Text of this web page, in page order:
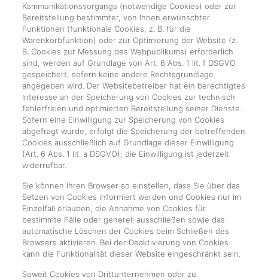
Kommunikationsvorgangs (notwendige Cookies) oder zur
Bereitstellung bestimmter, von Ihnen erwünschter
Funktionen (funktionale Cookies, z. B. für die
Warenkorbfunktion) oder zur Optimierung der Website (z.
B. Cookies zur Messung des Webpublikums) erforderlich
sind, werden auf Grundlage von Art. 6 Abs. 1 lit. f DSGVO
gespeichert, sofern keine andere Rechtsgrundlage
angegeben wird. Der Websitebetreiber hat ein berechtigtes
Interesse an der Speicherung von Cookies zur technisch
fehlerfreien und optimierten Bereitstellung seiner Dienste.
Sofern eine Einwilligung zur Speicherung von Cookies
abgefragt wurde, erfolgt die Speicherung der betreffenden
Cookies ausschließlich auf Grundlage dieser Einwilligung
(Art. 6 Abs. 1 lit. a DSGVO); die Einwilligung ist jederzeit
widerrufbar.
Sie können Ihren Browser so einstellen, dass Sie über das
Setzen von Cookies informiert werden und Cookies nur im
Einzelfall erlauben, die Annahme von Cookies für
bestimmte Fälle oder generell ausschließen sowie das
automatische Löschen der Cookies beim Schließen des
Browsers aktivieren. Bei der Deaktivierung von Cookies
kann die Funktionalität dieser Website eingeschränkt sein.
Soweit Cookies von Drittunternehmen oder zu